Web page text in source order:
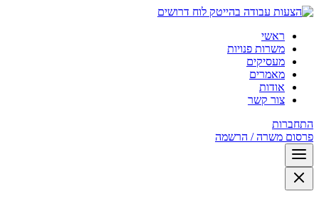
לוח דרושים
ראשי
משרות פנויות
מעסיקים
מאמרים
אודות
צור קשר
התחברות
פרסום משרה / הרשמה